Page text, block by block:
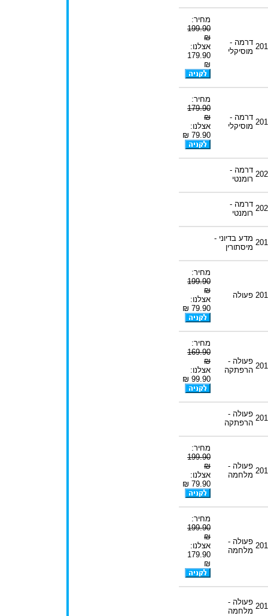
דרמה -
מוסיקלי
מחיר:
199.90
₪
אצלנו:
179.90
₪
דרמה -
מוסיקלי
מחיר:
179.90
₪
אצלנו:
79.90 ₪
דרמה -
רומנטי
דרמה -
רומנטי
מדע בדיוני -
מיסתורין
פעולה
מחיר:
199.90
₪
אצלנו:
79.90 ₪
פעולה -
הרפתקה
מחיר:
169.90
₪
אצלנו:
99.90 ₪
פעולה -
הרפתקה
פעולה -
מלחמה
מחיר:
199.90
₪
אצלנו:
79.90 ₪
פעולה -
מלחמה
מחיר:
199.90
₪
אצלנו:
179.90
₪
פעולה -
מלחמה